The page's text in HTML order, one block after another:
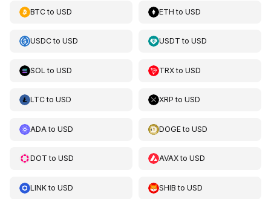
BTCto USD ETH toUSD
USDCto USD USDT toUSD
SOL to USD TRXtoUSD
LTCto USD XRP toUSD
ADA to USD DOGEtoUSD
DOT to USD AVAXtoUSD
LINKto USD SHIB toUSD